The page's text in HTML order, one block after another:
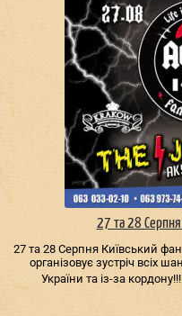
27 та 28 Серпня
27 та 28 Серпня Київський
організовує зустріч всіх
України та із-за